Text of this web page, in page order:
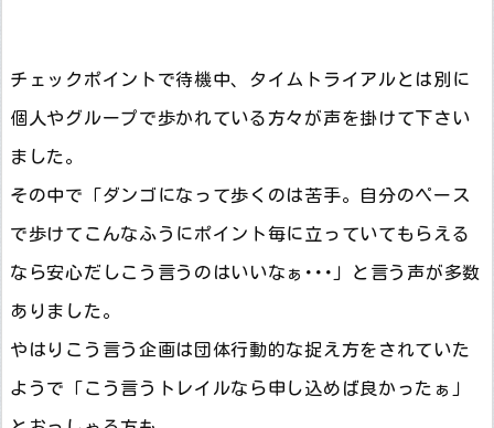
チェックポイントで待機中、タイムトライアルとは別に
個人やグループで歩かれている方々が声を掛けて下さい
ました。
その中で「ダンゴになって歩くのは苦手。自分のペース
で歩けてこんなふうにポイント毎に立っていてもらえる
なら安心だしこう言うのはいいなぁ･･･」と言う声が多数
ありました。
やはりこう言う企画は団体行動的な捉え方をされていた
ようで「こう言うトレイルなら申し込めば良かったぁ」